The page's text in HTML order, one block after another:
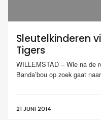
Sleutelkinderen
Tigers
WILLEMSTAD – Wie na de
Banda’bou op zoek gaat
21 JUNI 2014